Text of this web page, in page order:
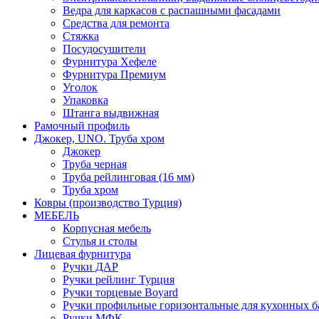
Ведра для каркасов с распашными фасадами
Средства для ремонта
Стяжка
Посудосушители
Фурнитура Хефеле
Фурнитура Премиум
Уголок
Упаковка
Штанга выдвижная
Рамочный профиль
Джокер, UNO. Труба хром
Джокер
Труба черная
Труба рейлинговая (16 мм)
Труба хром
Ковры (производство Турция)
МЕБЕЛЬ
Корпусная мебель
Стулья и столы
Лицевая фурнитура
Ручки ДАР
Ручки рейлинг Турция
Ручки торцевые Boyard
Ручки профильные горизонтальные для кухонных